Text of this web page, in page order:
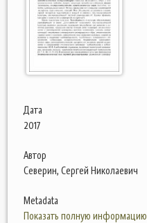
Дата
2017
Автор
Северин, Сергей Николаевич
Metadata
Показать полную информацию